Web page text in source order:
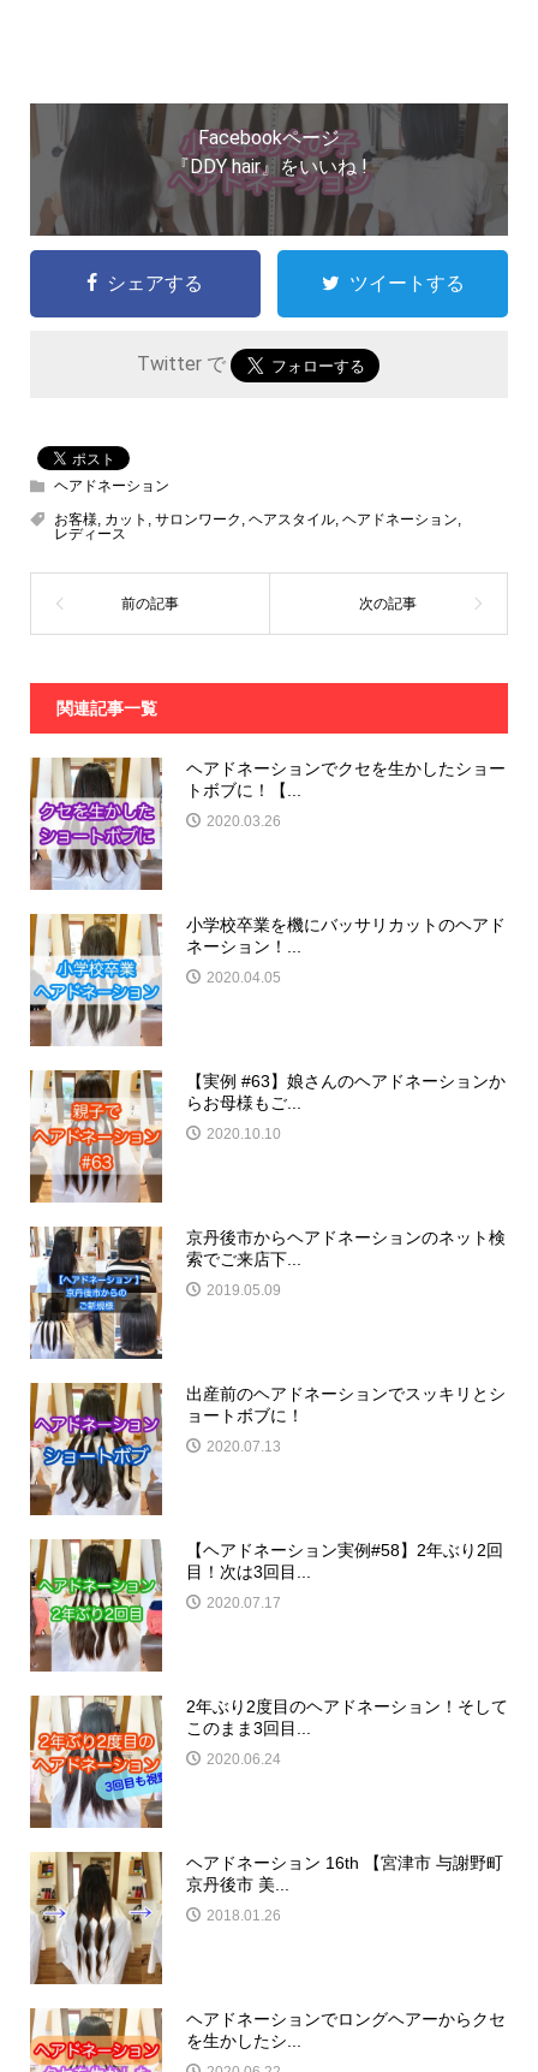
Facebookページ
『DDY hair』をいいね !
シェアする ツイートする
Twitter で
ヘアドネーション
お客様, カット , サロンワーク , ヘアスタイル, ヘアドネーション,
レディース
関連記事一覧
ヘアドネーションでクセを生かしたショー
トボブに！【...
2020.03.26
小学校卒業を機にバッサリカットのヘアド
ネーション！...
2020.04.05
【実例 #63】娘さんのヘアドネーションか
らお母様もご...
2020.10.10
京丹後市からヘアドネーションのネット検
索でご来店下...
2019.05.09
出産前のヘアドネーションでスッキリとシ
ョートボブに！
2020.07.13
【ヘアドネーション実例#58】2年ぶり2回
目！次は3回目...
2020.07.17
2年ぶり2度目のヘアドネーション！そして
このまま3回目...
2020.06.24
ヘアドネーション 16th 【宮津市 与謝野町
京丹後市 美...
2018.01.26
ヘアドネーションでロングヘアーからクセ
を生かしたシ...